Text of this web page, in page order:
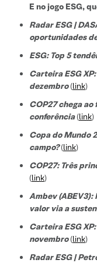
E no jogo ESG,
Radar ESG |
oportunidades
ESG: Top 5
Carteira ESG
dezembro(link)
COP27 chega
conferência(link)
Copa do Mundo
campo?(link)
COP27: Três
(link)
Ambev
valor via a
Carteira ESG
novembro(link)
Radar ESG |